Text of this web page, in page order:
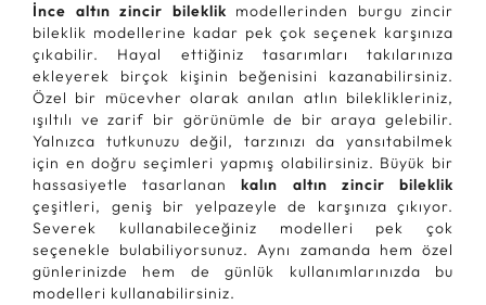
İnce altın zincir bileklik modellerinden burgu zincir
bileklik modellerine kadar pek çok seçenek karşınıza
çıkabilir. Hayal ettiğiniz tasarımları takılarınıza
ekleyerek birçok kişinin beğenisini kazanabilirsiniz.
Özel bir mücevher olarak anılan atlın bileklikleriniz,
ışıltılı ve zarif bir görünümle de bir araya gelebilir.
Yalnızca tutkunuzu değil, tarzınızı da yansıtabilmek
için en doğru seçimleri yapmış olabilirsiniz. Büyük bir
hassasiyetle tasarlanankalın altın zincir bileklik
çeşitleri, geniş bir yelpazeyle de karşınıza çıkıyor.
Severek kullanabileceğiniz modelleri pek çok
seçenekle bulabiliyorsunuz. Aynı zamanda hem özel
günlerinizde hem de günlük kullanımlarınızda bu
modelleri kullanabilirsiniz.